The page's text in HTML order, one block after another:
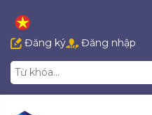
Đăng ký
Đăng nhập